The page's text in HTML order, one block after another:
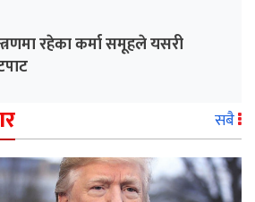
रहेका कर्मा समूहले यसरी
सबै